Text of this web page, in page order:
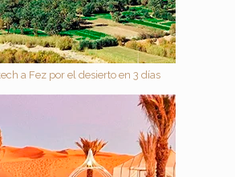
a Fez por el desierto en 3 días